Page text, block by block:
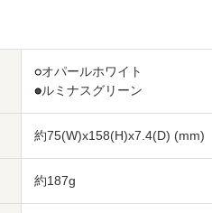
●オパールホワイト
●ルミナスグリーン
約75(W)x158(H)x7.4(D) (mm)
約187g